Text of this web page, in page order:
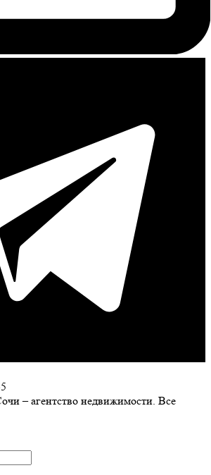
– агентство недвижимости. Все